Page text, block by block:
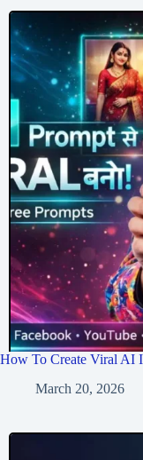
How To Create Viral AI
March 20, 2026